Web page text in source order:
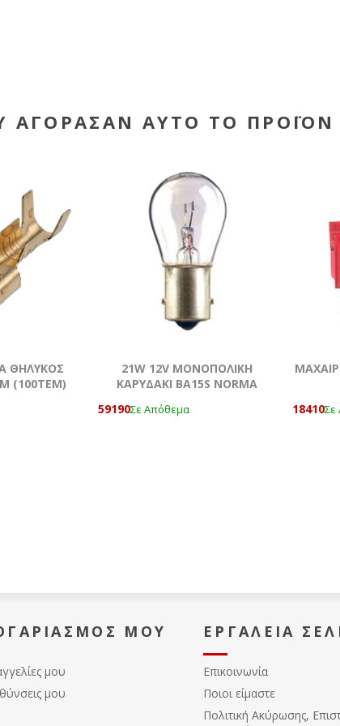
ΑΓΌΡΑΣΑΝ ΑΥΤΌ ΤΟ ΠΡΟΪΌΝ
ΘΗΛΥΚΟΣ
(100ΤΕΜ)
21W 12V MONOΠΟΛΙΚΗ
ΚΑΡΥΔΑΚΙ ΒΑ15S NORMA
59190Σε Απόθεμα
18410Σε
ΜΟΥ
μου
μου
ΕΡΓΑΛΕΊΑ
Επικοινωνία
Ποιοι είμαστε
Πολιτική Ακύρωσης,